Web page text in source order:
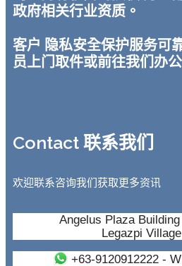
政府相关行业资质。
客户 隐私安全保护服务可
员上门取件或前往我们办
Contact 联系我们
欢迎联系咨询我们获取更多资讯
Angelus Plaza
Legazpi
+63-9120912222-